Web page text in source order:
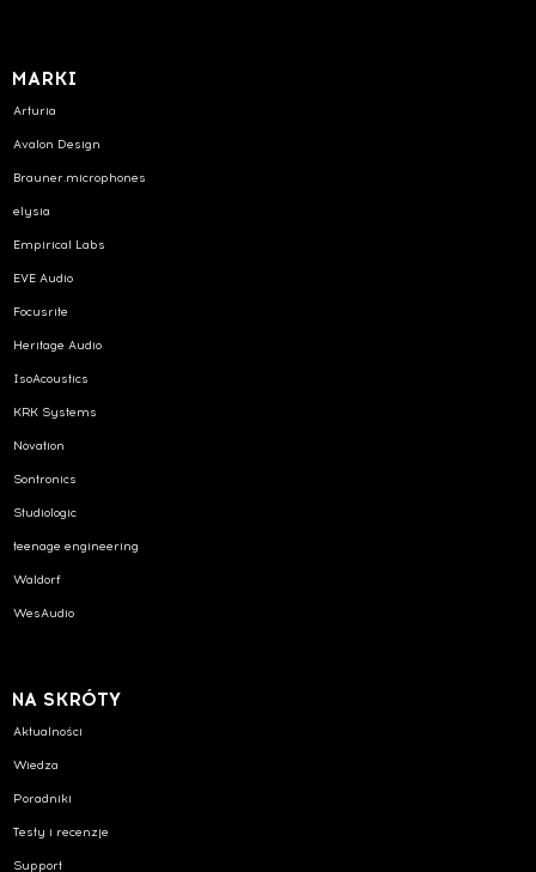
MARKI
Arturia
Avalon Design
Brauner.microphones
elysia
Empirical Labs
EVE Audio
Focusrite
Heritage Audio
IsoAcoustics
KRK Systems
Novation
Sontronics
Studiologic
teenage engineering
Waldorf
WesAudio
NA SKRÓTY
Aktualności
Wiedza
Poradniki
Testy i recenzje
Support